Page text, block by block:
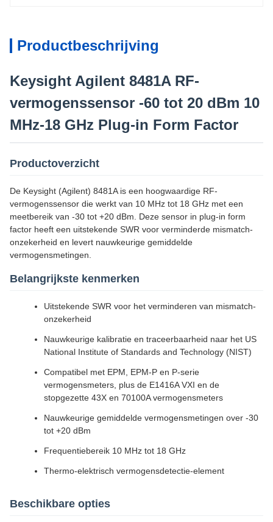
Productbeschrijving
Keysight Agilent 8481A RF-
vermogenssensor -60 tot 20 dBm 10
MHz-18 GHz Plug-in Form Factor
Productoverzicht
De Keysight (Agilent) 8481A is een hoogwaardige RF-
vermogenssensor die werkt van 10 MHz tot 18 GHz met een
meetbereik van -30 tot +20 dBm. Deze sensor in plug-in form
factor heeft een uitstekende SWR voor verminderde mismatch-
onzekerheid en levert nauwkeurige gemiddelde
vermogensmetingen.
Belangrijkste kenmerken
Uitstekende SWR voor het verminderen van mismatch-
onzekerheid
Nauwkeurige kalibratie en traceerbaarheid naar het US
National Institute of Standards and Technology (NIST)
Compatibel met EPM, EPM-P en P-serie
vermogensmeters, plus de E1416A VXI en de
stopgezette 43X en 70100A vermogensmeters
Nauwkeurige gemiddelde vermogensmetingen over -30
tot +20 dBm
Frequentiebereik 10 MHz tot 18 GHz
Thermo-elektrisch vermogensdetectie-element
Beschikbare opties